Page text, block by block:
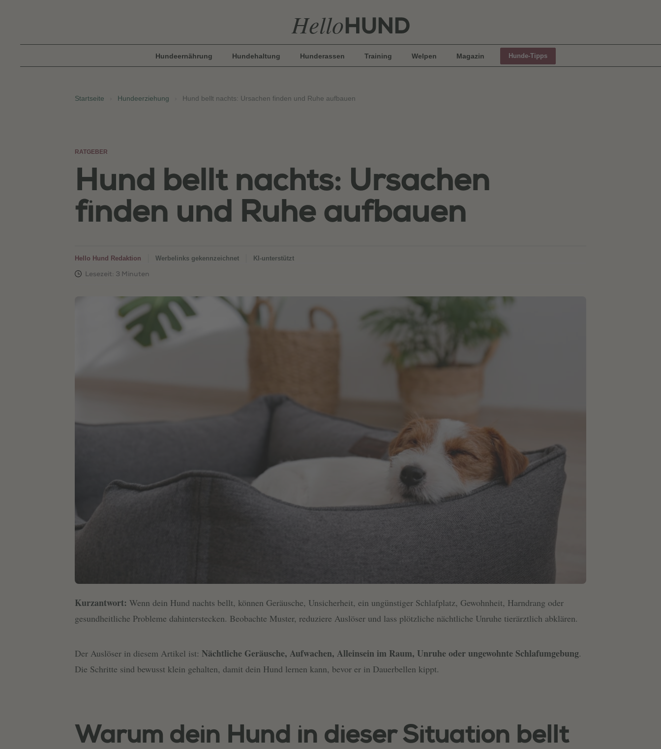
HelloHUND
Hundeernährung Hundehaltung Hunderassen Training Welpen Magazin Hunde-Tipps
Startseite Hundeerziehung Hund bellt nachts: Ursachen finden und Ruhe aufbauen
RATGEBER
Hund bellt nachts: Ursachen
finden und Ruhe aufbauen
Hello Hund Redaktion Werbelinks gekennzeichnet KI-unterstützt
Kurzantwort: Wenn dein Hund nachts bellt, können Geräusche, Unsicherheit, ein ungünstiger Schlafplatz, Gewohnheit, Harndrang oder
gesundheitliche Probleme dahinterstecken. Beobachte Muster, reduziere Auslöser und lass plötzliche nächtliche Unruhe tierärztlich abklären.
Der Auslöser in diesem Artikel ist: Nächtliche Geräusche, Aufwachen, Alleinsein im Raum, Unruhe oder ungewohnte Schlafumgebung.
Die Schritte sind bewusst klein gehalten, damit dein Hund lernen kann, bevor er in Dauerbellen kippt.
Warum dein Hund in dieser Situation bellt